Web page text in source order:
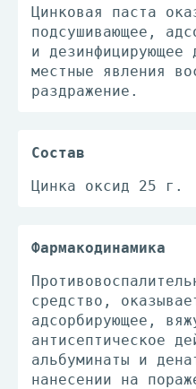
Цинковая паста
подсушивающее,
и дезинфицирующее
местные явления
раздражение.
Состав
Цинка оксид 25 г.
Фармакодинамика
средство,
адсорбирующее,
антисептическое
альбуминаты и
нанесении на